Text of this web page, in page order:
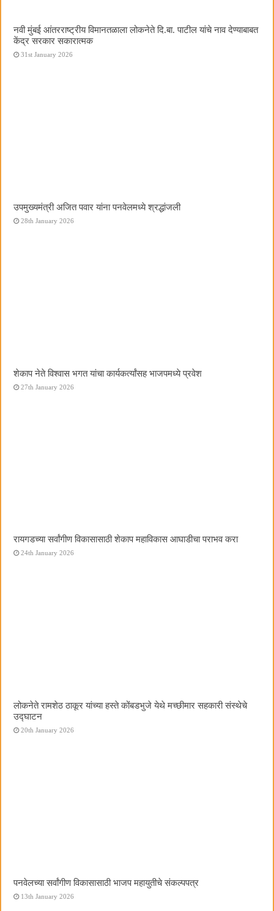
नवी मुंबई आंतरराष्ट्रीय विमानतळाला लोकनेते दि.बा. पाटील यांचे नाव देण्याबाबत
केंद्र सरकार सकारात्मक
31st January 2026
उपमुख्यमंत्री अजित पवार यांना पनवेलमध्ये श्रद्धांजली
28th January 2026
शेकाप नेते विश्वास भगत यांचा कार्यकर्त्यांसह भाजपमध्ये प्रवेश
27th January 2026
रायगडच्या सर्वांगीण विकासासाठी शेकाप महाविकास आघाडीचा पराभव करा
24th January 2026
लोकनेते रामशेठ ठाकूर यांच्या हस्ते कोंबडभुजे येथे मच्छीमार सहकारी संस्थेचे
उद्घाटन
20th January 2026
पनवेलच्या सर्वांगीण विकासासाठी भाजप महायुतीचे संकल्पपत्र
13th January 2026